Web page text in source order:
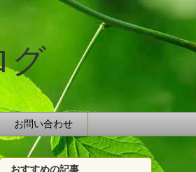
グ
お問い合わせ
おすすめの記事